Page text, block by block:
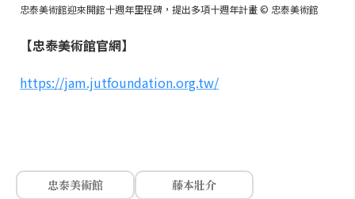
忠泰美術館迎來開館十週年里程碑，提出多項十週年計畫 © 忠泰美術館
【忠泰美術館官網】
https://jam.jutfoundation.org.tw/
忠泰美術館
藤本壯介